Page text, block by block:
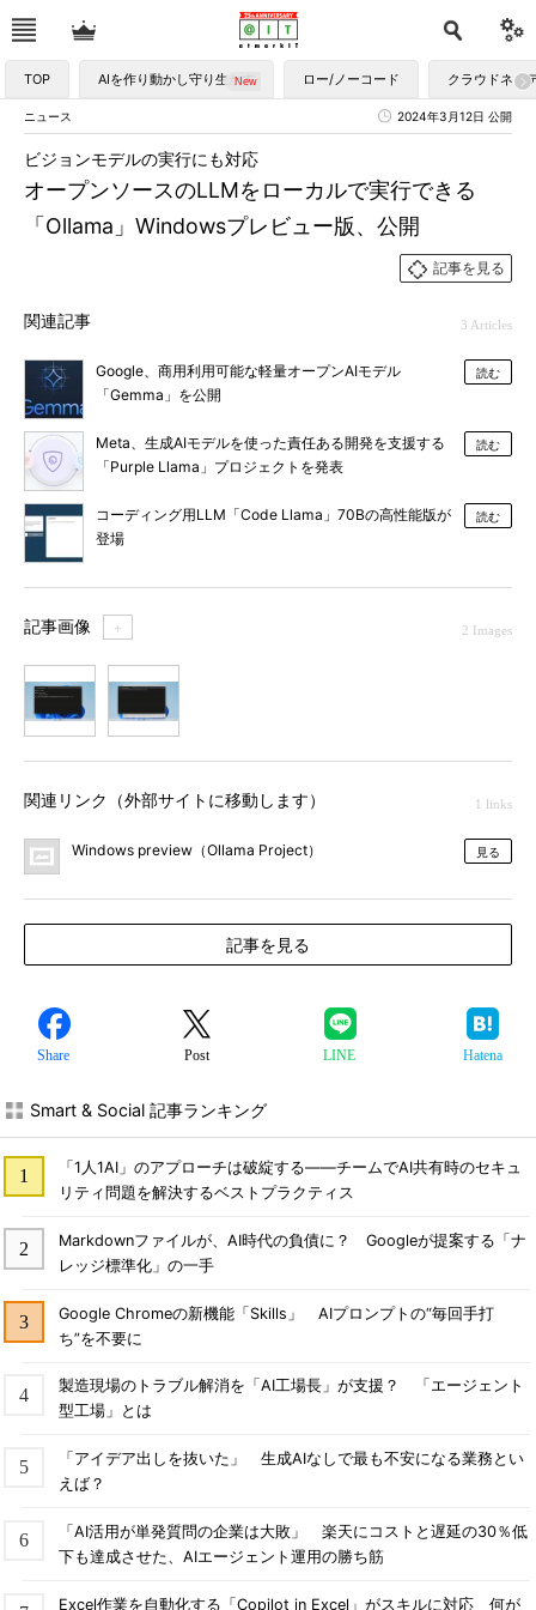
TOP AIを作り動かし守り生かす ロー/ノーコード クラウドネイ
ニュース 2024年3月12日 公開
オープンソースのLLMをローカルで実行できる
「Ollama」Windowsプレビュー版、公開
ビジョンモデルの実行にも対応
記事を見る
関連記事 3 Articles
Google、商用利用可能な軽量オープンAIモデル
「Gemma」を公開
読む
Meta、生成AIモデルを使った責任ある開発を支援する
「Purple Llama」プロジェクトを発表
読む
コーディング用LLM「Code Llama」70Bの高性能版が
登場
読む
記事画像 ＋ 2 Images
関連リンク（外部サイトに移動します） 1 links
Windows preview（Ollama Project） 見る
記事を見る
Share Post LINE Hatena
Smart & Social 記事ランキング
「1人1AI」のアプローチは破綻する――チームでAI共有時のセキュ
リティ問題を解決するベストプラクティス
Markdownファイルが、AI時代の負債に？ Googleが提案する「ナ
レッジ標準化」の一手
Google Chromeの新機能「Skills」 AIプロンプトの“毎回手打
ち”を不要に
製造現場のトラブル解消を「AI工場長」が支援？ 「エージェント
型工場」とは
「アイデア出しを抜いた」 生成AIなしで最も不安になる業務とい
えば？
「AI活用が単発質問の企業は大敗」 楽天にコストと遅延の30％低
下も達成させた、AIエージェント運用の勝ち筋
Excel作業を自動化する「Copilot in Excel」がスキルに対応 何が